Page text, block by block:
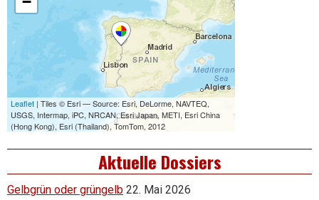
Aktuelle Dossiers
Gelbgrün oder grüngelb 22. Mai 2026